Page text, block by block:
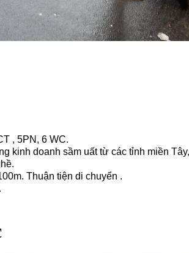
, 5PN, 6 WC.
kinh doanh sầm uất từ các tỉnh miền
Thuận tiện di chuyển .